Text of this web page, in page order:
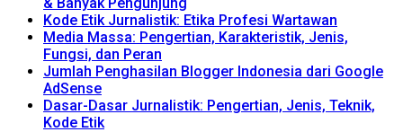
Kode Etik Jurnalistik: Etika Profesi Wartawan
Media Massa: Pengertian, Karakteristik, Jenis,
Fungsi, dan Peran
Jumlah Penghasilan Blogger Indonesia dari Google
AdSense
Dasar-Dasar Jurnalistik: Pengertian, Jenis, Teknik,
Kode Etik